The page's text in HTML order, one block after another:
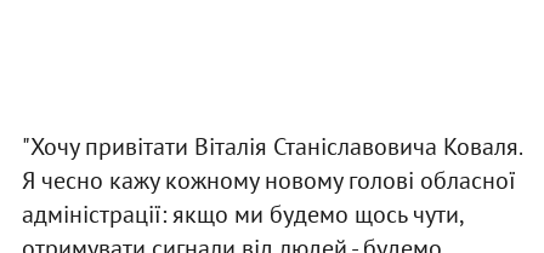
"Хочу привітати Віталія Станіславовича Коваля.
Я чесно кажу кожному новому голові обласної
адміністрації: якщо ми будемо щось чути,